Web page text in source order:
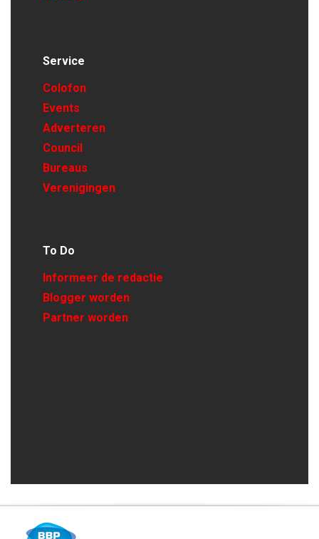
Service
Colofon
Events
Adverteren
Council
Bureaus
Verenigingen
To Do
Informeer de redactie
Blogger worden
Partner worden